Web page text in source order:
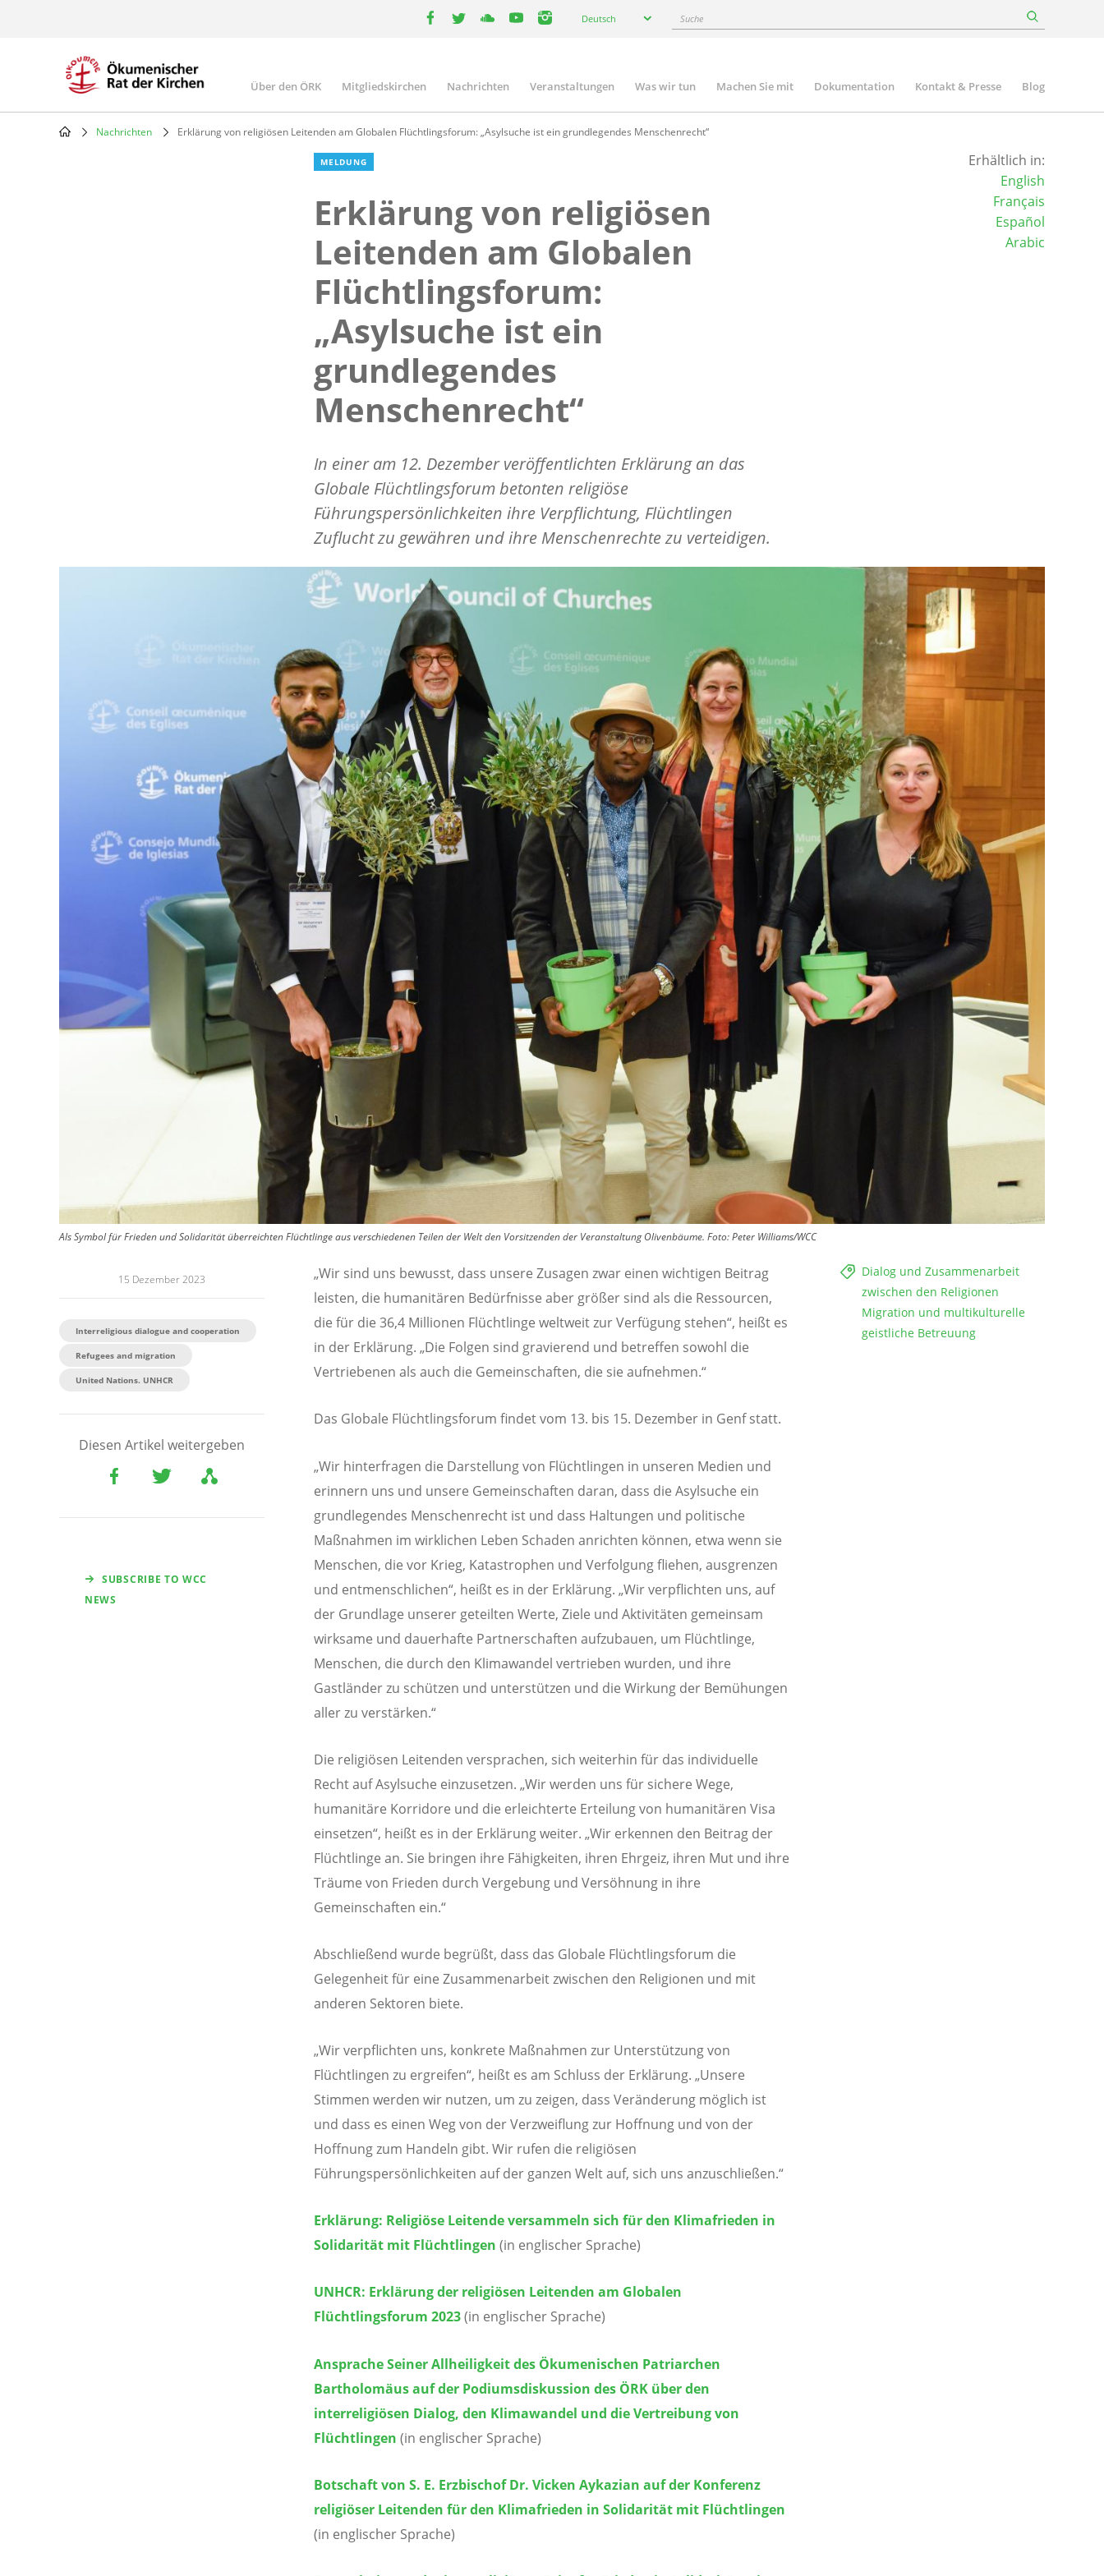
Deutsch Suche
Main
navigation
Über den ÖRK Mitgliedskirchen Nachrichten Veranstaltungen Was wir tun Machen Sie mit Dokumentation Kontakt & Presse Blog
Nachrichten Erklärung von religiösen Leitenden am Globalen Flüchtlingsforum: „Asylsuche ist ein grundlegendes Menschenrecht“
MELDUNG
Erklärung von religiösen
Leitenden am Globalen
Flüchtlingsforum:
„Asylsuche ist ein
grundlegendes
Menschenrecht“
In einer am 12. Dezember veröffentlichten Erklärung an das
Globale Flüchtlingsforum betonten religiöse
Führungspersönlichkeiten ihre Verpflichtung, Flüchtlingen
Zuflucht zu gewähren und ihre Menschenrechte zu verteidigen.
Erhältlich in:
English
Français
Español
Arabic
Als Symbol für Frieden und Solidarität überreichten Flüchtlinge aus verschiedenen Teilen der Welt den Vorsitzenden der Veranstaltung Olivenbäume. Foto:Peter Williams/WCC
15 Dezember 2023
Interreligious dialogue and cooperation
Refugees and migration
United Nations. UNHCR
Diesen Artikel weitergeben
SUBSCRIBE TO WCC
NEWS
Dialog und Zusammenarbeit
zwischen den Religionen
Migration und multikulturelle
geistliche Betreuung
„Wir sind uns bewusst, dass unsere Zusagen zwar einen wichtigen Beitrag
leisten, die humanitären Bedürfnisse aber größer sind als die Ressourcen,
die für die 36,4 Millionen Flüchtlinge weltweit zur Verfügung stehen“, heißt es
in der Erklärung. „Die Folgen sind gravierend und betreffen sowohl die
Vertriebenen als auch die Gemeinschaften, die sie aufnehmen.“
Das Globale Flüchtlingsforum findet vom 13. bis 15. Dezember in Genf statt.
„Wir hinterfragen die Darstellung von Flüchtlingen in unseren Medien und
erinnern uns und unsere Gemeinschaften daran, dass die Asylsuche ein
grundlegendes Menschenrecht ist und dass Haltungen und politische
Maßnahmen im wirklichen Leben Schaden anrichten können, etwa wenn sie
Menschen, die vor Krieg, Katastrophen und Verfolgung fliehen, ausgrenzen
und entmenschlichen“, heißt es in der Erklärung. „Wir verpflichten uns, auf
der Grundlage unserer geteilten Werte, Ziele und Aktivitäten gemeinsam
wirksame und dauerhafte Partnerschaften aufzubauen, um Flüchtlinge,
Menschen, die durch den Klimawandel vertrieben wurden, und ihre
Gastländer zu schützen und unterstützen und die Wirkung der Bemühungen
aller zu verstärken.“
Die religiösen Leitenden versprachen, sich weiterhin für das individuelle
Recht auf Asylsuche einzusetzen. „Wir werden uns für sichere Wege,
humanitäre Korridore und die erleichterte Erteilung von humanitären Visa
einsetzen“, heißt es in der Erklärung weiter. „Wir erkennen den Beitrag der
Flüchtlinge an. Sie bringen ihre Fähigkeiten, ihren Ehrgeiz, ihren Mut und ihre
Träume von Frieden durch Vergebung und Versöhnung in ihre
Gemeinschaften ein.“
Abschließend wurde begrüßt, dass das Globale Flüchtlingsforum die
Gelegenheit für eine Zusammenarbeit zwischen den Religionen und mit
anderen Sektoren biete.
„Wir verpflichten uns, konkrete Maßnahmen zur Unterstützung von
Flüchtlingen zu ergreifen“, heißt es am Schluss der Erklärung. „Unsere
Stimmen werden wir nutzen, um zu zeigen, dass Veränderung möglich ist
und dass es einen Weg von der Verzweiflung zur Hoffnung und von der
Hoffnung zum Handeln gibt. Wir rufen die religiösen
Führungspersönlichkeiten auf der ganzen Welt auf, sich uns anzuschließen.“
Erklärung: Religiöse Leitende versammeln sich für den Klimafrieden in
Solidarität mit Flüchtlingen (in englischer Sprache)
UNHCR: Erklärung der religiösen Leitenden am Globalen
Flüchtlingsforum 2023(in englischer Sprache)
Ansprache Seiner Allheiligkeit des Ökumenischen Patriarchen
Bartholomäus auf der Podiumsdiskussion des ÖRK über den
interreligiösen Dialog, den Klimawandel und die Vertreibung von
Flüchtlingen (in englischer Sprache)
Botschaft von S. E. Erzbischof Dr. Vicken Aykazian auf der Konferenz
religiöser Leitenden für den Klimafrieden in Solidarität mit Flüchtlingen
(in englischer Sprache)